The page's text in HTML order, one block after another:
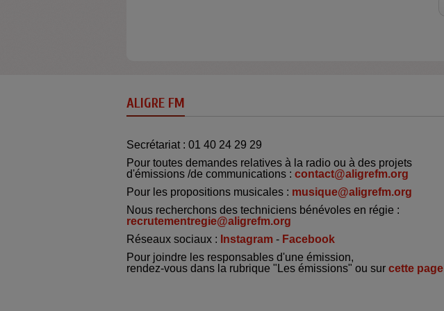
ALIGRE FM
Secrétariat : 01 40 24 29 29
Pour toutes demandes relatives à la radio ou à des projets
d'émissions /de communications : contact@aligrefm.org
Pour les propositions musicales : musique@aligrefm.org
Nous recherchons des techniciens bénévoles en régie :
recrutementregie@aligrefm.org
Réseaux sociaux : Instagram - Facebook
Pour joindre les responsables d'une émission,
rendez-vous dans la rubrique "Les émissions" ou sur cette page